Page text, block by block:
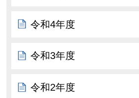
令和4年度
令和3年度
令和2年度